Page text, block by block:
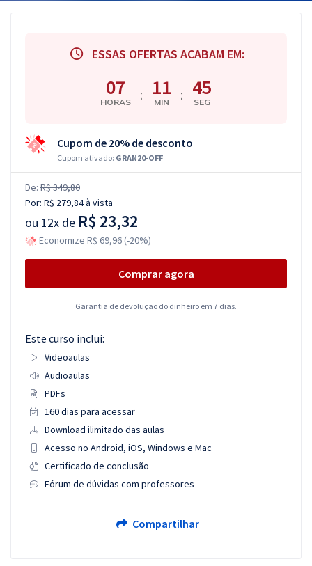
ESSAS OFERTAS ACABAM EM:
07
HORAS : 11
MIN : 44
SEG
Cupom de 20% de desconto
Cupom ativado: GRAN20-OFF
De: R$ 349,80
Por: R$ 279,84à vista
ou 12x de R$ 23,32
Economize R$ 69,96 (-20%)
Comprar agora
Garantia de devolução do dinheiro em 7 dias.
Este curso inclui:
Videoaulas
Audioaulas
PDFs
160 dias para acessar
Download ilimitado das aulas
Acesso no Android, iOS, Windows e Mac
Certificado de conclusão
Fórum de dúvidas com professores
Compartilhar